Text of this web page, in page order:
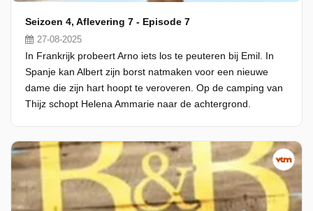
Seizoen 4, Aflevering 7 - Episode 7
27-08-2025
In Frankrijk probeert Arno iets los te peuteren bij Emil. In
Spanje kan Albert zijn borst natmaken voor een nieuwe
dame die zijn hart hoopt te veroveren. Op de camping van
Thijz schopt Helena Ammarie naar de achtergrond.